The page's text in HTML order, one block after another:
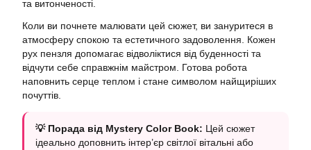
та витонченості.
Коли ви почнете малювати цей сюжет, ви зануритеся в
атмосферу спокою та естетичного задоволення. Кожен
рух пензля допомагає відволіктися від буденності та
відчути себе справжнім майстром. Готова робота
наповнить серце теплом і стане символом найщиріших
почуттів.
💡 Порада від Mystery Color Book: Цей сюжет
ідеально доповнить інтер’єр світлої вітальні або